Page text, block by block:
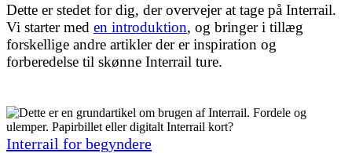
Dette er stedet for dig, der overvejer at tage på Interrail.
Vi starter med en introduktion, og bringer i tillæg
forskellige andre artikler der er inspiration og
forberedelse til skønne Interrail ture.
Interrail for begyndere